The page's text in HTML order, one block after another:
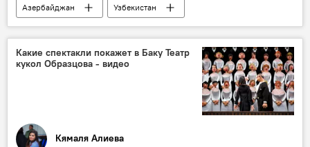
Азербайджан
Узбекистан
Авиасообщение
AZAL Баку
Какие спектакли покажет в Баку Театр
кукол Образцова - видео
Кямаля Алиева